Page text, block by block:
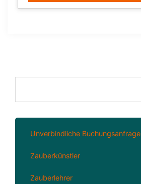
Unverbindliche Buchungsanfrage
Zauberkünstler
Zauberlehrer